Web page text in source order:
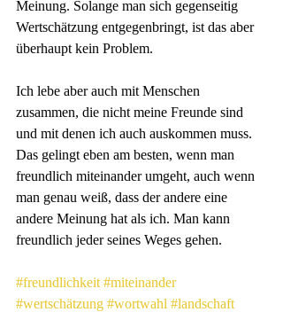
Meinung. Solange man sich gegenseitig
Wertschätzung entgegenbringt, ist das aber
überhaupt kein Problem.
Ich lebe aber auch mit Menschen
zusammen, die nicht meine Freunde sind
und mit denen ich auch auskommen muss.
Das gelingt eben am besten, wenn man
freundlich miteinander umgeht, auch wenn
man genau weiß, dass der andere eine
andere Meinung hat als ich. Man kann
freundlich jeder seines Weges gehen.
#freundlichkeit #miteinander
#wertschätzung #wortwahl #landschaft